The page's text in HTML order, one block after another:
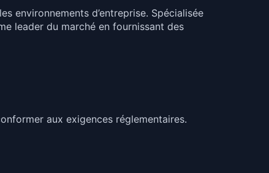
environnements d’entreprise. Spécialisée
leader du marché en fournissant des
aux exigences réglementaires.